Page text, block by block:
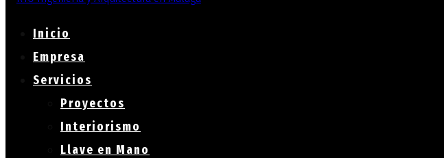
Inicio
Empresa
Servicios
Proyectos
Interiorismo
Llave en Mano